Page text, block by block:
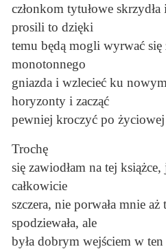
członkom tytułowe
prosili to dzięki
temu będą mogli wyrwać się
monotonnego
gniazda i wzlecieć ku
horyzonty i zacząć
pewniej kroczyć po życiowej
Trochę
się zawiodłam na tej
całkowicie
szczera, nie porwała mnie
spodziewała, ale
była dobrym wejściem w